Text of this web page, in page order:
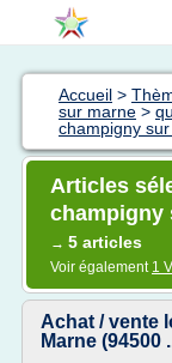
Accueil >
sur marne >
champigny
Articles
champigny
→ 5 articles
Voir également 1
Achat / vente
Marne (94500